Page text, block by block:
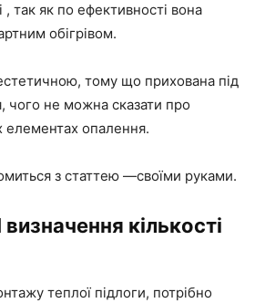
так як по ефективності вона
обігрівом.
тому що прихована під
чого не можна сказати про
елементах опалення.
з статтею —своїми руками.
визначення кількості
теплої підлоги, потрібно